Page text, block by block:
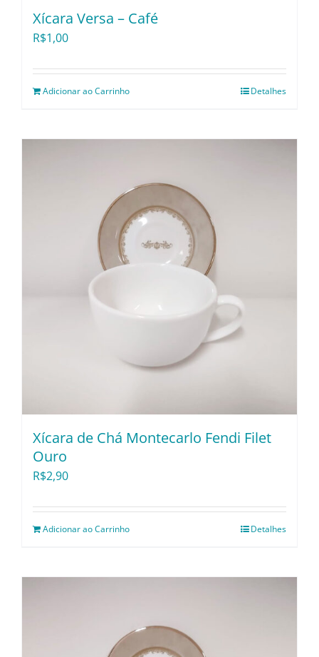
Xícara Versa – Café
R$1,00
Adicionar ao Carrinho Detalhes
Xícara de Chá Montecarlo Fendi Filet
Ouro
R$2,90
Adicionar ao Carrinho Detalhes